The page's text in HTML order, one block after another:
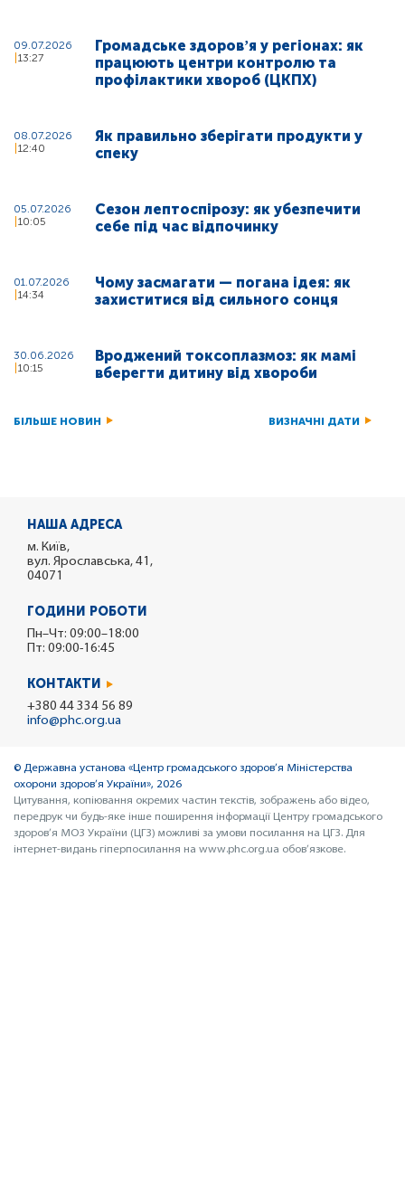
09.07.2026
13:27
Громадське здоровʼя у регіонах: як
працюють центри контролю та
профілактики хвороб (ЦКПХ)
08.07.2026
12:40
Як правильно зберігати продукти у
спеку
05.07.2026
10:05
Сезон лептоспірозу: як убезпечити
себе під час відпочинку
01.07.2026
14:34
Чому засмагати — погана ідея: як
захиститися від сильного сонця
30.06.2026
10:15
Вроджений токсоплазмоз: як мамі
вберегти дитину від хвороби
БІЛЬШЕ НОВИН ВИЗНАЧНІ ДАТИ
НАША АДРЕСА
м. Київ,
вул. Ярославська, 41,
04071
ГОДИНИ РОБОТИ
Пн–Чт: 09:00–18:00
Пт: 09:00-16:45
КОНТАКТИ
+380 44 334 56 89
info@phc.org.ua
© Державна установа «Центр громадського здоров’я Міністерства
охорони здоров’я України», 2026
Цитування, копіювання окремих частин текстів, зображень або відео,
передрук чи будь-яке інше поширення інформації Центру громадського
здоров’я МОЗ України (ЦГЗ) можливі за умови посилання на ЦГЗ. Для
інтернет-видань гіперпосилання на www.phc.org.ua обов’язкове.